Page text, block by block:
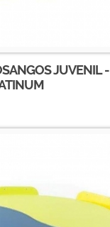
JUVENIL -